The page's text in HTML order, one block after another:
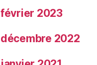
février 2023
décembre 2022